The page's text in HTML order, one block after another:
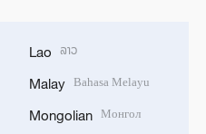
Lao ລາວ
Malay Bahasa Melayu
Mongolian Монгол